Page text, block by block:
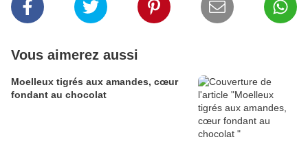
Vous aimerez aussi
Moelleux tigrés aux amandes, cœur
fondant au chocolat